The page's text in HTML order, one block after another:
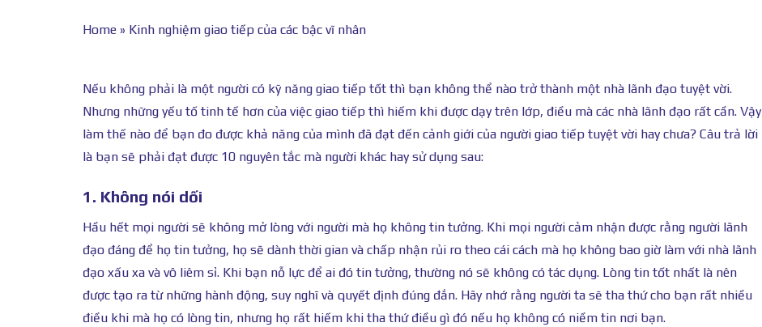
Home » Kinh nghiệm giao tiếp của các bậc vĩ nhân
Nếu không phải là một người có kỹ năng giao tiếp tốt thì bạn không thể nào trở thành một nhà lãnh đạo tuyệt vời.
Nhưng những yếu tố tinh tế hơn của việc giao tiếp thì hiếm khi được dạy trên lớp, điều mà các nhà lãnh đạo rất cần. Vậy
làm thế nào để bạn đo được khả năng của mình đã đạt đến cảnh giới của người giao tiếp tuyệt vời hay chưa? Câu trả lời
là bạn sẽ phải đạt được 10 nguyên tắc mà người khác hay sử dụng sau:
1. Không nói dối
Hầu hết mọi người sẽ không mở lòng với người mà họ không tin tưởng. Khi mọi người cảm nhận được rằng người lãnh
đạo đáng để họ tin tưởng, họ sẽ dành thời gian và chấp nhận rủi ro theo cái cách mà họ không bao giờ làm với nhà lãnh
đạo xấu xa và vô liêm sỉ. Khi bạn nỗ lực để ai đó tin tưởng, thường nó sẽ không có tác dụng. Lòng tin tốt nhất là nên
được tạo ra từ những hành động, suy nghĩ và quyết định đúng đắn. Hãy nhớ rằng người ta sẽ tha thứ cho bạn rất nhiều
điều khi mà họ có lòng tin, nhưng họ rất hiếm khi tha thứ điều gì đó nếu họ không có niềm tin nơi bạn.